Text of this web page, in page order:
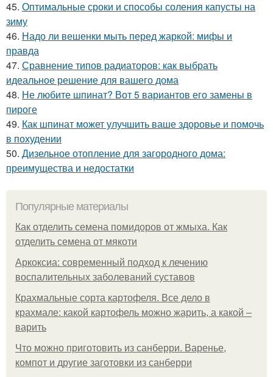
45. Оптимальные сроки и способы соления капусты на
зиму
46. Надо ли вешенки мыть перед жаркой: мифы и
правда
47. Сравнение типов радиаторов: как выбрать
идеальное решение для вашего дома
48. Не любите шпинат? Вот 5 вариантов его замены в
пироге
49. Как шпинат может улучшить ваше здоровье и помочь
в похудении
50. Дизельное отопление для загородного дома:
преимущества и недостатки
Популярные материалы
Как отделить семена помидоров от жмыха. Как
отделить семена от мякоти
Аркоксиа: современный подход к лечению
воспалительных заболеваний суставов
Крахмальные сорта картофеля. Все дело в
крахмале: какой картофель можно жарить, а какой –
варить
Что можно приготовить из санберри. Варенье,
компот и другие заготовки из санберри